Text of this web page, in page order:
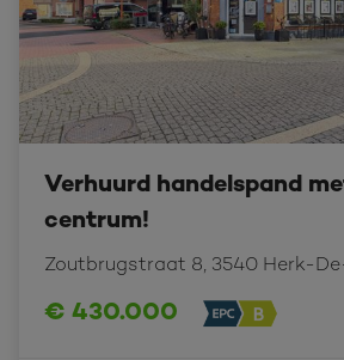
Verhuurd handelspand
centrum!
Zoutbrugstraat 8, 3540 Herk-
€ 430.000